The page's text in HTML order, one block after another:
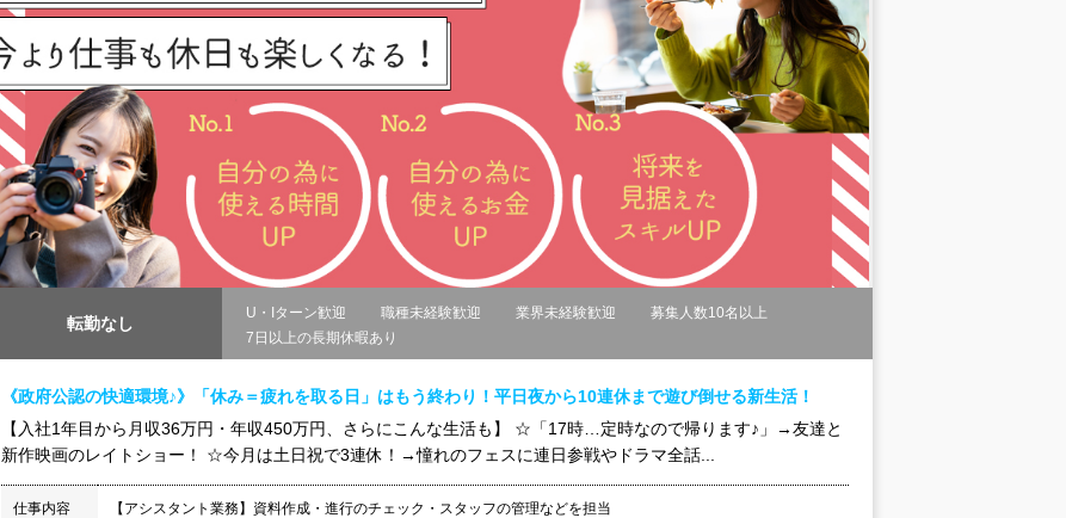
転勤なし
U・Iターン歓迎 職種未経験歓迎 業界未経験歓迎
募集人数10名以上
7日以上の長期休暇あり
《政府公認の快適環境♪》「休み＝疲れを取る日」はもう終わり！平日夜から10連休まで遊び倒せる新生活！
【入社1年目から月収36万円・年収450万円、さらにこんな生活も】 ☆「17時…定時なので帰ります♪」→友達と
新作映画のレイトショー！ ☆今月は土日祝で3連休！→憧れのフェスに連日参戦やドラマ全話...
仕事内容 【アシスタント業務】資料作成・進行のチェック・スタッフの管理などを担当